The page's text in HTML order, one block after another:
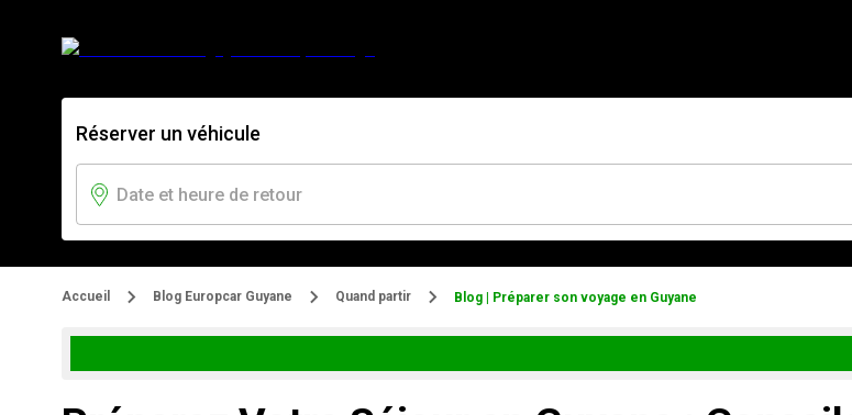
Réserver un véhicule
Accueil Blog Europcar Guyane Quand partir Blog | Préparer son voyage en Guyane